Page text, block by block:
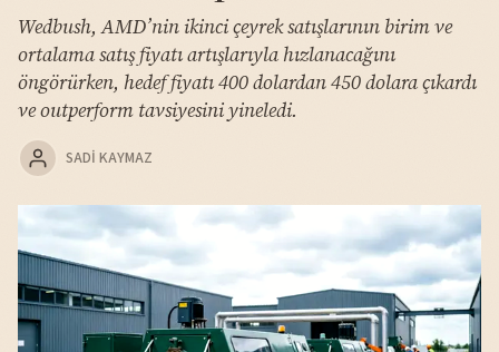
Wedbush, AMD’nin ikinci çeyrek satışlarının birim ve
ortalama satış fiyatı artışlarıyla hızlanacağını
öngörürken, hedef fiyatı 400 dolardan 450 dolara çıkardı
ve outperform tavsiyesini yineledi.
SADI KAYMAZ